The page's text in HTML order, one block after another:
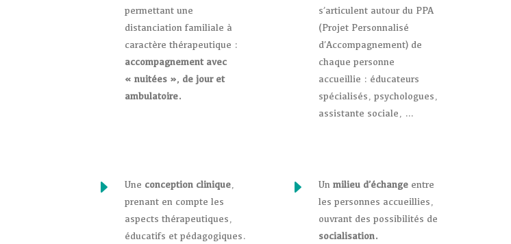
permettant une
distanciation familiale à
caractère thérapeutique :
accompagnement avec
« nuitées », de jour et
ambulatoire.
s’articulent autour du PPA
(Projet Personnalisé
d’Accompagnement) de
chaque personne
accueillie : éducateurs
spécialisés, psychologues,
assistante sociale, …
E Une conception clinique,
prenant en compte les
aspects thérapeutiques,
éducatifs et pédagogiques.
E Unmilieu d’échange entre
les personnes accueillies,
ouvrant des possibilités de
socialisation.